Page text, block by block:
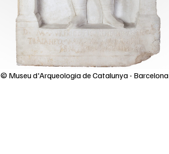
© Museu d'Arqueologia de Catalunya - Barcelona